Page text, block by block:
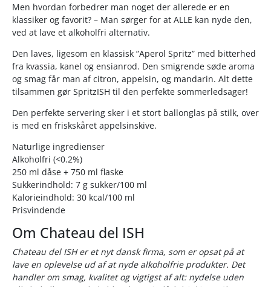
Men hvordan forbedrer man noget der allerede er en
klassiker og favorit? – Man sørger for at ALLE kan nyde den,
ved at lave et alkoholfri alternativ.
Den laves, ligesom en klassisk ”Aperol Spritz” med bitterhed
fra kvassia, kanel og ensianrod. Den smigrende søde aroma
og smag får man af citron, appelsin, og mandarin. Alt dette
tilsammen gør SpritzISH til den perfekte sommerledsager!
Den perfekte servering sker i et stort ballonglas på stilk, over
is med en friskskåret appelsinskive.
Naturlige ingredienser
Alkoholfri (<0.2%)
250 ml dåse + 750 ml flaske
Sukkerindhold: 7 g sukker/100 ml
Kalorieindhold: 30 kcal/100 ml
Prisvindende
Om Chateau del ISH
Chateau del ISH er et nyt dansk firma, som er opsat på at
lave en oplevelse ud af at nyde alkoholfrie produkter. Det
handler om smag, kvalitet og vigtigst af alt: nydelse uden